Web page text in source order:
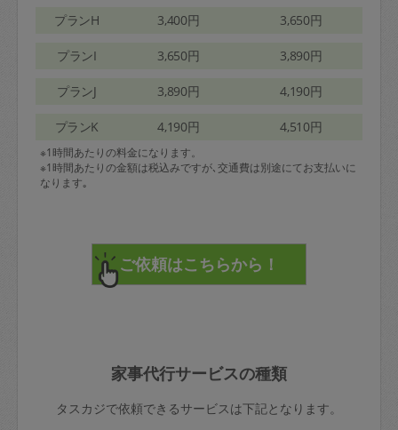
プランH 3,400円 3,650円
プランI 3,650円 3,890円
プランJ 3,890円 4,190円
プランK 4,190円 4,510円
※1時間あたりの料金になります。
※1時間あたりの金額は税込みですが､交通費は別途にてお支払いに
なります｡
家事代行サービスの種類
タスカジで依頼できるサービスは下記となります。